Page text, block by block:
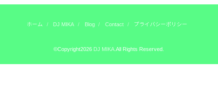
ホーム DJ MIKA Blog Contact プライバシーポリシー
©Copyright2026 DJ MIKA .All Rights Reserved.